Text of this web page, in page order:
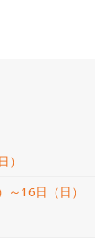
16日（日）